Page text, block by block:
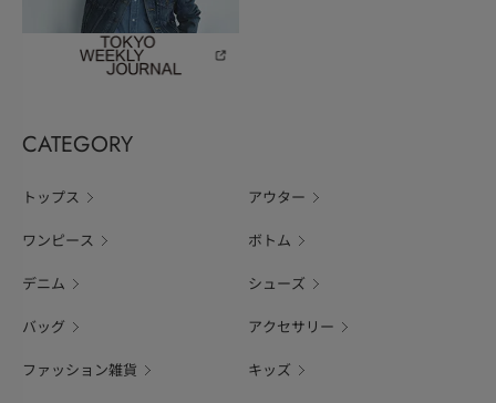
CATEGORY
トップス アウター
ワンピース ボトム
デニム シューズ
バッグ アクセサリー
ファッション雑貨 キッズ